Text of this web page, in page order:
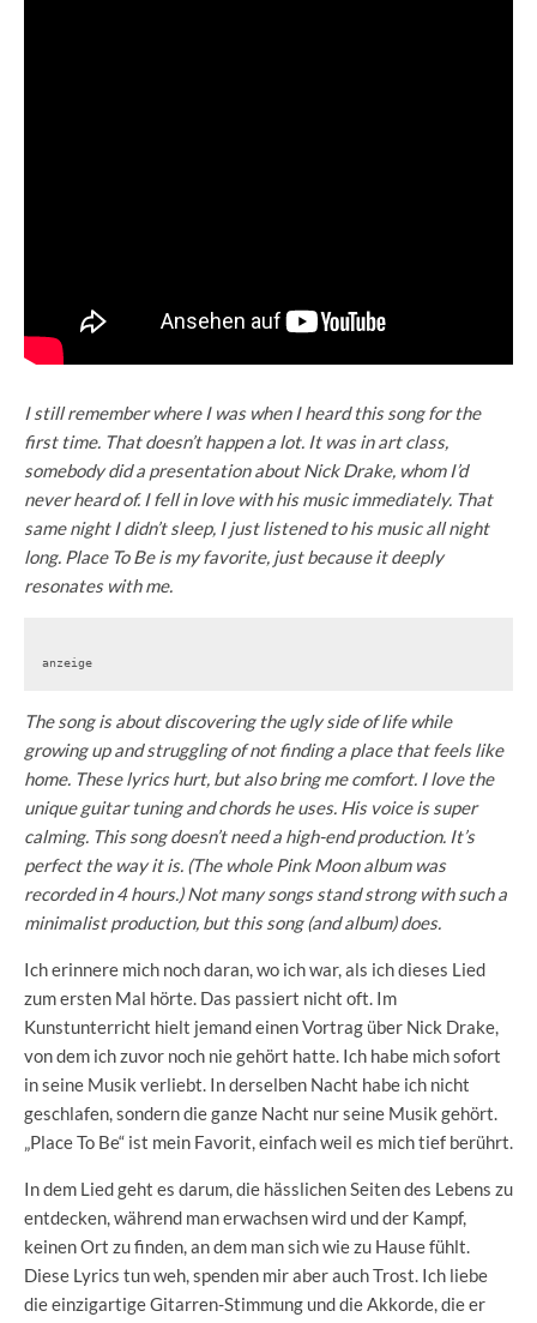
I still remember where I was when I heard this song for the
first time. That doesn’t happen a lot. It was in art class,
somebody did a presentation about Nick Drake, whom I’d
never heard of. I fell in love with his music immediately. That
same night I didn’t sleep, I just listened to his music all night
long. Place To Be is my favorite, just because it deeply
resonates with me.
anzeige
The song is about discovering the ugly side of life while
growing up and struggling of not finding a place that feels like
home. These lyrics hurt, but also bring me comfort. I love the
unique guitar tuning and chords he uses. His voice is super
calming. This song doesn’t need a high-end production. It’s
perfect the way it is. (The whole Pink Moon album was
recorded in 4 hours.) Not many songs stand strong with such a
minimalist production, but this song (and album) does.
Ich erinnere mich noch daran, wo ich war, als ich dieses Lied
zum ersten Mal hörte. Das passiert nicht oft. Im
Kunstunterricht hielt jemand einen Vortrag über Nick Drake,
von dem ich zuvor noch nie gehört hatte. Ich habe mich sofort
in seine Musik verliebt. In derselben Nacht habe ich nicht
geschlafen, sondern die ganze Nacht nur seine Musik gehört.
„Place To Be“ ist mein Favorit, einfach weil es mich tief berührt.
In dem Lied geht es darum, die hässlichen Seiten des Lebens zu
entdecken, während man erwachsen wird und der Kampf,
keinen Ort zu finden, an dem man sich wie zu Hause fühlt.
Diese Lyrics tun weh, spenden mir aber auch Trost. Ich liebe
die einzigartige Gitarren-Stimmung und die Akkorde, die er